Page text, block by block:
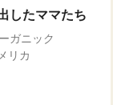
したママたち
ガニック
リカ